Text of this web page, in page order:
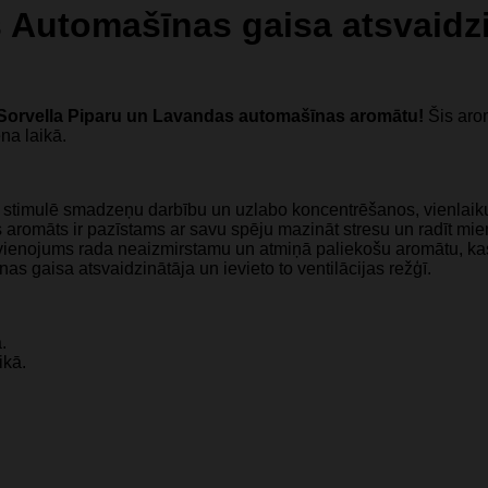
gaisa
Piparu un Lavandas automašīnas aromātu! Šis
laikā.
stimulē smadzeņu darbību un uzlabo koncentrēšanos,
aromāts ir pazīstams ar savu spēju mazināt stresu un radīt
rada neaizmirstamu un atmiņā paliekošu aromātu,
gaisa atsvaidzinātāja un ievieto to ventilācijas režģī.